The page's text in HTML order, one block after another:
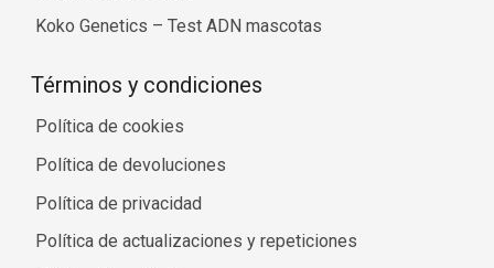
Koko Genetics – Test ADN mascotas
Términos y condiciones
Política de cookies
Política de devoluciones
Política de privacidad
Política de actualizaciones y repeticiones